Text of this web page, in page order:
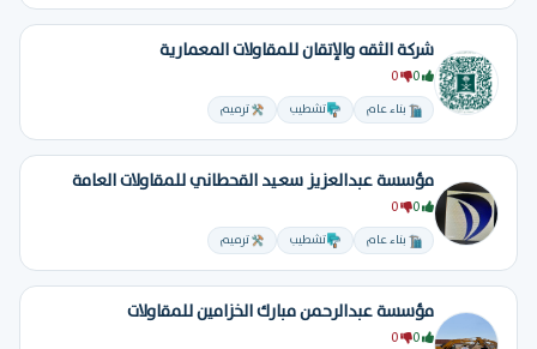
شركة الثقه والإتقان للمقاولات المعمارية
بناء عام تشطيب ترميم
مؤسسة عبدالعزيز سعيد القحطاني للمقاولات العامة
بناء عام تشطيب ترميم
مؤسسة عبدالرحمن مبارك الخزامين للمقاولات